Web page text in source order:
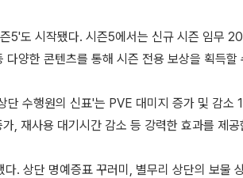
5'도 시작됐다. 시즌5에서는 신규 시즌 임무
다양한 콘텐츠를 통해 시즌 전용 보상을 획득할
단 수행원의 신표'는 PVE 대미지 증가 및 감
, 재사용 대기시간 감소 등 강력한 효과를 제공
. 상단 명예증표 꾸러미, 별무리 상단의 보물